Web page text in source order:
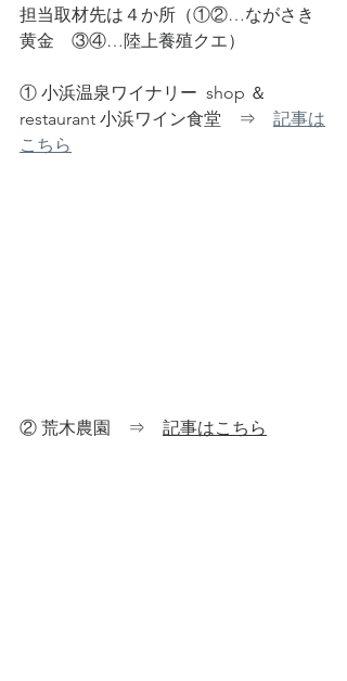
担当取材先は４か所（①②…ながさき
黄金　③④…陸上養殖クエ）
① 小浜温泉ワイナリー  shop ＆
restaurant 小浜ワイン食堂　⇒ 記事は
こちら
② 荒木農園　⇒ 記事はこちら